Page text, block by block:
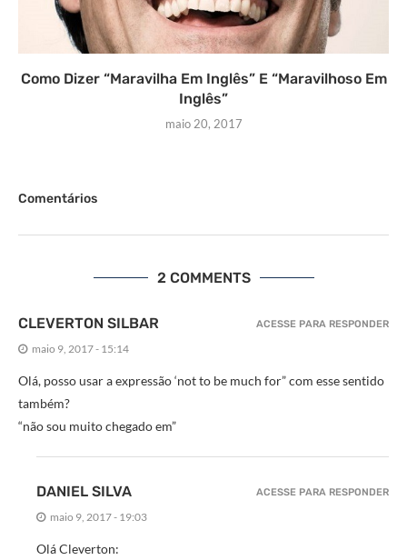
Como Dizer “Maravilha Em Inglês” E “Maravilhoso Em
Inglês”
maio 20, 2017
Comentários
2 COMMENTS
CLEVERTON SILBAR
maio 9, 2017 - 15:14
Olá, posso usar a expressão ‘not to be much for” com esse sentido
também?
“não sou muito chegado em”
ACESSE PARA RESPONDER
DANIEL SILVA
maio 9, 2017 - 19:03
Olá Cleverton:
ACESSE PARA RESPONDER